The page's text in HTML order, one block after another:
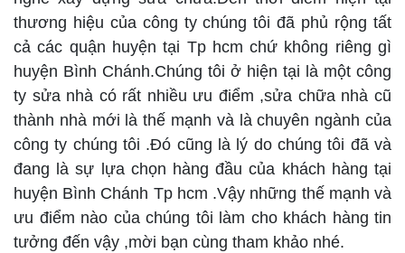
thương hiệu của công ty chúng tôi đã phủ rộng tất
cả các quận huyện tại Tp hcm chứ không riêng gì
huyện Bình Chánh.Chúng tôi ở hiện tại là một công
ty sửa nhà có rất nhiều ưu điểm ,sửa chữa nhà cũ
thành nhà mới là thế mạnh và là chuyên ngành của
công ty chúng tôi .Đó cũng là lý do chúng tôi đã và
đang là sự lựa chọn hàng đầu của khách hàng tại
huyện Bình Chánh Tp hcm .Vậy những thế mạnh và
ưu điểm nào của chúng tôi làm cho khách hàng tin
tưởng đến vậy ,mời bạn cùng tham khảo nhé.